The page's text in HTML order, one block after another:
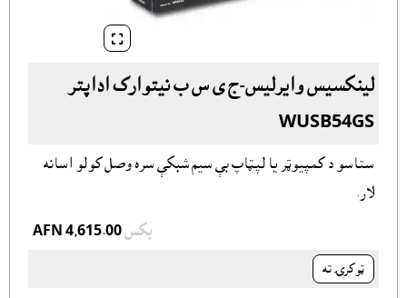

لینکسیس وایرلیس-ج ی س ب نیتوارک اداپتر
WUSB54GS
ستاسو د کمپيوټر یا لپټاپ بې سیم شبکې سره وصل کولو اسانه
لار.
AFN 4,615.00بکس
ټوکرۍ ته